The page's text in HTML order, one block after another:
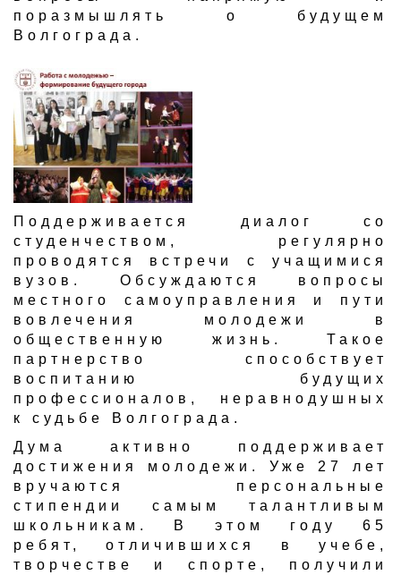
поразмышлять о будущем
Волгограда.
Поддерживается диалог со
студенчеством, регулярно
проводятся встречи с учащимися
вузов. Обсуждаются вопросы
местного самоуправления и пути
вовлечения молодежи в
общественную жизнь. Такое
партнерство способствует
воспитанию будущих
профессионалов, неравнодушных
к судьбе Волгограда.​
​Дума активно поддерживает
достижения молодежи. Уже 27 лет
вручаются персональные
стипендии самым талантливым
школьникам. В этом году 65
ребят, отличившихся в учебе,
творчестве и спорте, получили